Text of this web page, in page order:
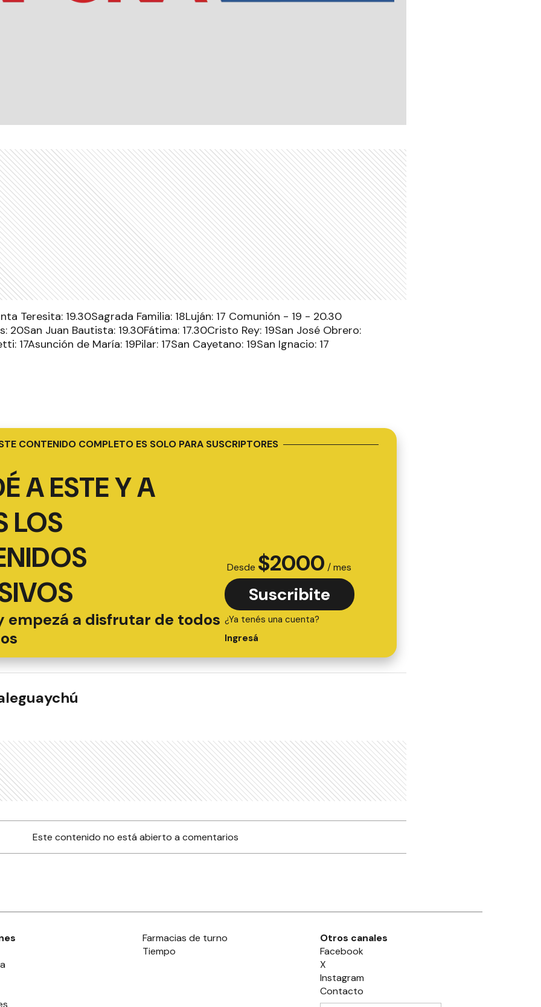
Teresita: 19.30Sagrada Familia: 18Luján: 17 Comunión - 19 - 20.30
20San Juan Bautista: 19.30Fátima: 17.30Cristo Rey: 19San José Obrero:
17Asunción de María: 19Pilar: 17San Cayetano: 19San Ignacio: 17
CONTENIDO COMPLETO ES SOLO PARA SUSCRIPTORES
A ESTE Y A
LOS
empezá a disfrutar de todos
Desde $2000 / mes
Suscribite
¿Ya tenés una cuenta?
Ingresá
Este contenido no está abierto a comentarios
Farmacias de turno
Tiempo
Otros canales
Facebook
X
Instagram
Contacto